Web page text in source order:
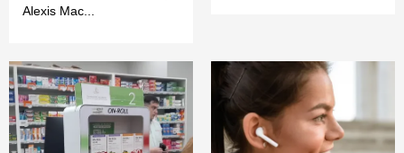
Alexis Mac...